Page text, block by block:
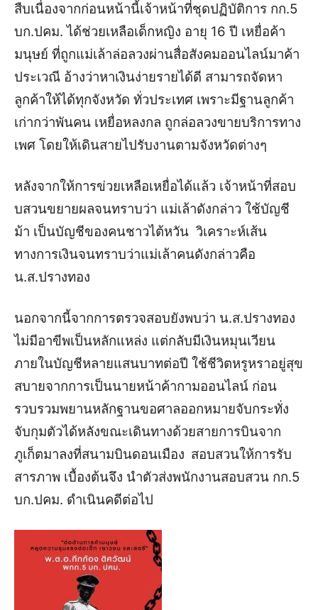
สืบเนื่องจากก่อนหน้านี้เจ้าหน้าที่ชุดปฏิบัติการ กก.5
บก.ปคม. ได้ช่วยเหลือเด็กหญิง อายุ 16 ปี เหยื่อค้า
มนุษย์ ที่ถูกแม่เล้าล่อลวงผ่านสื่อสังคมออนไลน์มาค้า
ประเวณี อ้างว่าหาเงินง่ายรายได้ดี สามารถจัดหา
ลูกค้าให้ได้ทุกจังหวัด ทั่วประเทศ เพราะมีฐานลูกค้า
เก่ากว่าพันคน เหยื่อหลงกล ถูกล่อลวงขายบริการทาง
เพศ โดยให้เดินสายไปรับงานตามจังหวัดต่างๆ
หลังจากให้การข่วยเหลือเหยื่อได้แล้ว เจ้าหน้าที่สอบ
บสวนขยายผลจนทราบว่า แม่เล้าดังกล่าว ใช้บัญชี
ม้า เป็นบัญชีของคนชาวไต้หวัน วิเคราะห์เส้น
ทางการเงินจนทราบว่าแม่เล้าคนดังกล่าวคือ
น.ส.ปรางทอง
นอกจากนี้จากการตรวจสอบยังพบว่า น.ส.ปรางทอง
ไม่มีอาขีพเป็นหลักแหล่ง แต่กลับมีเงินหมุนเวียน
ภายในบัญชีหลายแสนบาทต่อปี ใช้ชีวิตหรูหราอยู่สุข
สบายจากการเป็นนายหน้าค้ากามออนไลน์ ก่อน
รวบรวมพยานหลักฐานขอศาลออกหมายจับกระทั่ง
จับกุมตัวได้หลังขณะเดินทางด้วยสายการบินจาก
ภูเก็ตมาลงที่สนามบินดอนเมือง สอบสวนให้การรับ
สารภาพ เบื้องต้นจึง นำตัวส่งพนักงานสอบสวน กก.5
บก.ปคม. ดำเนินคดีต่อไป